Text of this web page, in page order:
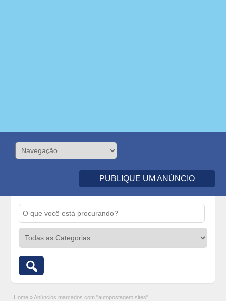
PUBLIQUE UM ANÚNCIO
Home » Anúncios marcados com "autopostagem sites"